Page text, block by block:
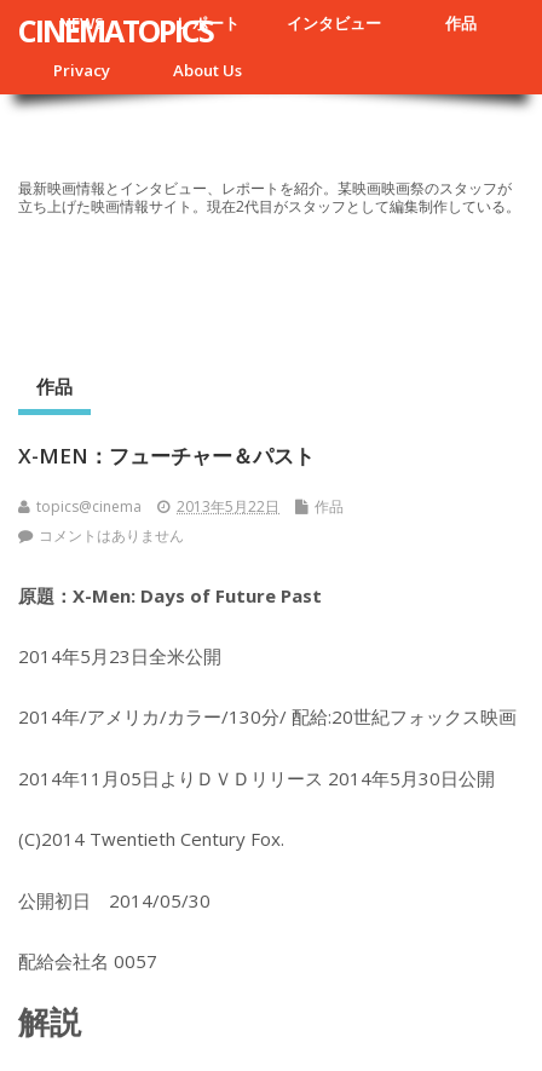
NEWS レポート インタビュー 作品
Privacy About Us
CINEMATOPICS
最新映画情報とインタビュー、レポートを紹介。某映画映画祭のスタッフが
立ち上げた映画情報サイト。現在2代目がスタッフとして編集制作している。
作品
X-MEN：フューチャー＆パスト
topics@cinema 2013年5月22日
作品
コメントはありません
原題：X-Men: Days of Future Past
2014年5月23日全米公開
2014年/アメリカ/カラー/130分/ 配給:20世紀フォックス映画
2014年11月05日よりＤＶＤリリース 2014年5月30日公開
(C)2014 Twentieth Century Fox.
公開初日 2014/05/30
配給会社名 0057
解説